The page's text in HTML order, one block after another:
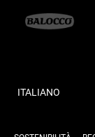
ITALIANO